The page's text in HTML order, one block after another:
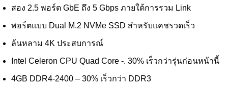
สอง 2.5 พอร์ต GbE ถึง 5 Gbps ภายใต้การรวม Link
พอร์ตแบบ Dual M.2 NVMe SSD สำหรับแคชรวดเร็ว
ล้นหลาม 4K ประสบการณ์
Intel Celeron CPU Quad Core -. 30% เร็วกว่ารุ่นก่อนหน้านี้
4GB DDR4-2400 – 30% เร็วกว่า DDR3